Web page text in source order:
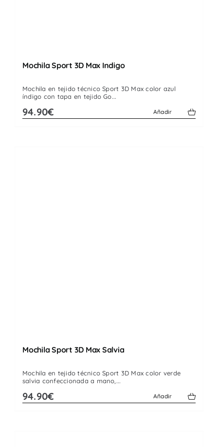
Mochila Sport 3D Max Indigo
Mochila en tejido técnico Sport 3D Max color azul
índigo con tapa en tejido Go...
94.90€ Añadir
Mochila Sport 3D Max Salvia
Mochila en tejido técnico Sport 3D Max color verde
salvia confeccionada a mano,...
94.90€ Añadir